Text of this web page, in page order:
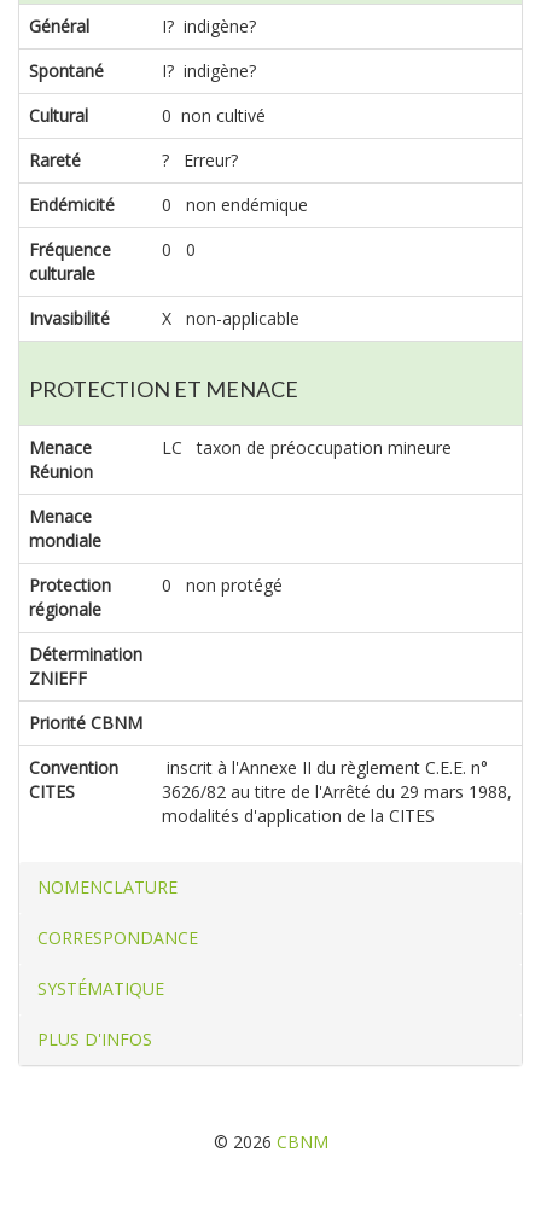
Général
I? indigène?
Spontané
I? indigène?
Cultural
0 non cultivé
Rareté
? Erreur?
Endémicité
0 non endémique
Fréquence
culturale
0 0
Invasibilité X non-applicable
PROTECTION ET MENACE
Menace
Réunion
LC taxon de préoccupation mineure
Menace
mondiale
Protection
régionale
0 non protégé
Détermination
ZNIEFF
Priorité CBNM
Convention
CITES
inscrit à l'Annexe II du règlement C.E.E. n°
3626/82 au titre de l'Arrêté du 29 mars 1988,
modalités d'application de la CITES
NOMENCLATURE
CORRESPONDANCE
SYSTÉMATIQUE
PLUS D'INFOS
© 2026 CBNM